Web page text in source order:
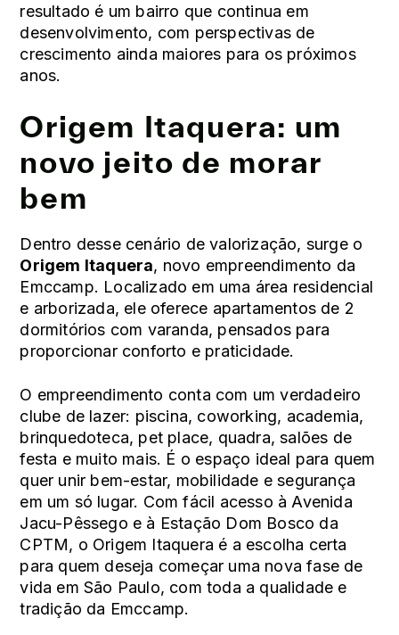
resultado é um bairro que continua em
desenvolvimento, com perspectivas de
crescimento ainda maiores para os próximos
anos.
Origem Itaquera: um
novo jeito de morar
bem
Dentro desse cenário de valorização, surge o
Origem Itaquera, novo empreendimento da
Emccamp. Localizado em uma área residencial
e arborizada, ele oferece apartamentos de 2
dormitórios com varanda, pensados para
proporcionar conforto e praticidade.
O empreendimento conta com um verdadeiro
clube de lazer: piscina, coworking, academia,
brinquedoteca, pet place, quadra, salões de
festa e muito mais. É o espaço ideal para quem
quer unir bem-estar, mobilidade e segurança
em um só lugar. Com fácil acesso à Avenida
Jacu-Pêssego e à Estação Dom Bosco da
CPTM, o Origem Itaquera é a escolha certa
para quem deseja começar uma nova fase de
vida em São Paulo, com toda a qualidade e
tradição da Emccamp.